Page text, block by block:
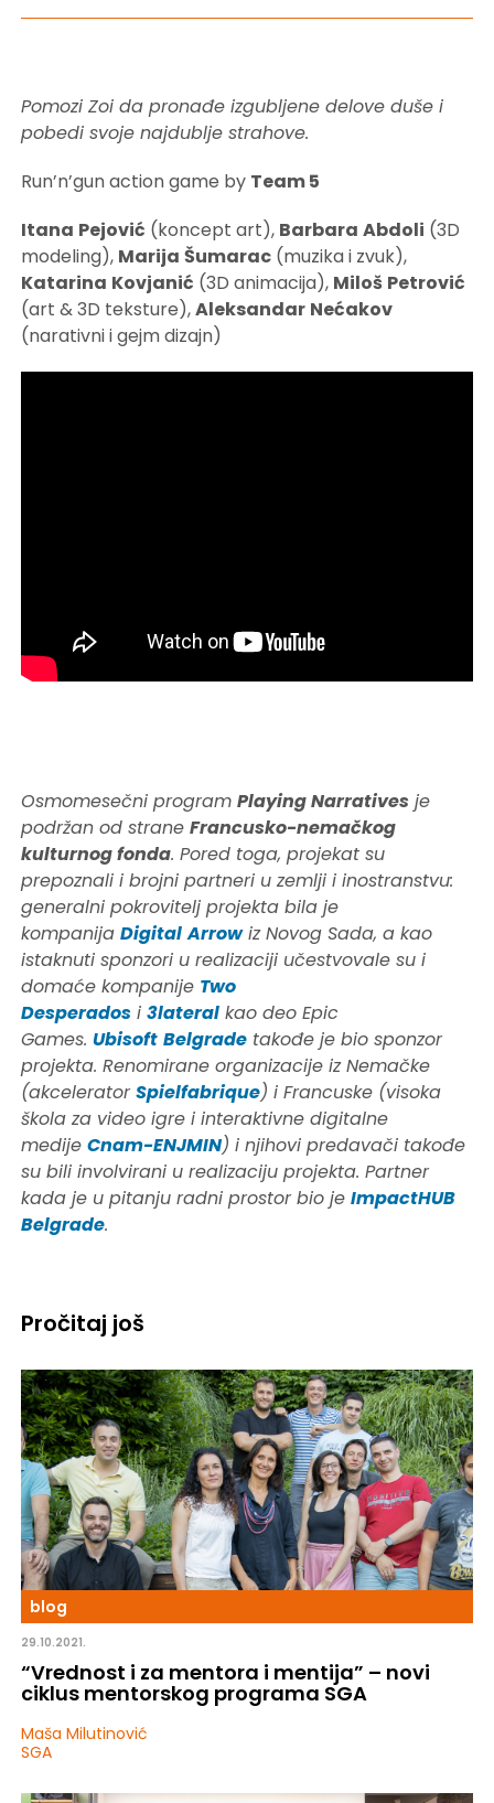
Pomozi Zoi da pronađe izgubljene delove duše i
pobedi svoje najdublje strahove.
Run’n’gun action game by Team 5
Itana Pejović (koncept art), Barbara Abdoli (3D
modeling), Marija Šumarac (muzika i zvuk),
Katarina Kovjanić (3D animacija), Miloš Petrović
(art & 3D teksture),Aleksandar Nećakov
(narativni i gejm dizajn)
Osmomesečni programPlaying Narratives je
podržan od straneFrancusko-nemačkog
kulturnog fonda. Pored toga, projekat su
prepoznali i brojni partneri u zemlji i inostranstvu:
generalni pokrovitelj projekta bila je
kompanijaDigital Arrowiz Novog Sada, a kao
istaknuti sponzori u realizaciji učestvovale su i
domaće kompanije Two
Desperados i3lateral kao deo Epic
Games.Ubisoft Belgrade takođe je bio sponzor
projekta. Renomirane organizacije iz Nemačke
(akceleratorSpielfabrique) i Francuske (visoka
škola za video igre i interaktivne digitalne
medijeCnam-ENJMIN) i njihovi predavači takođe
su bili involvirani u realizaciju projekta. Partner
kada je u pitanju radni prostor bio jeImpactHUB
Belgrade.
Pročitaj još
blog
29.10.2021.
“Vrednost i za mentora i mentija” – novi
ciklus mentorskog programa SGA
Maša Milutinović
SGA